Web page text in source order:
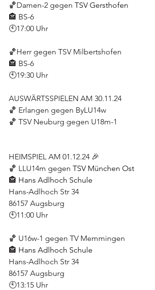
🏀Damen-2 gegen TSV Gersthofen
🏤 BS-6
🕙17:00 Uhr
🏀Herr gegen TSV Milbertshofen
🏤 BS-6
🕙19:30 Uhr
AUSWÄRTSSPIELEN AM 30.11.24
🏀 Erlangen gegen ByLU14w
🏀 TSV Neuburg gegen U18m-1
HEIMSPIEL AM 01.12.24 🎉
🏀 LLU14m gegen TSV München Ost
🏤 Hans Adlhoch Schule
Hans-Adlhoch Str 34
86157 Augsburg
🕙11:00 Uhr
🏀 U16w-1 gegen TV Memmingen
🏤 Hans Adlhoch Schule
Hans-Adlhoch Str 34
86157 Augsburg
🕙13:15 Uhr